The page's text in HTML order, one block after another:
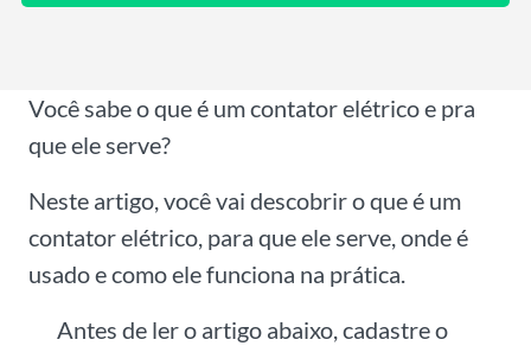
Você sabe o que é um contator elétrico e pra
que ele serve?
Neste artigo, você vai descobrir o que é um
contator elétrico, para que ele serve, onde é
usado e como ele funciona na prática.
Antes de ler o artigo abaixo, cadastre o